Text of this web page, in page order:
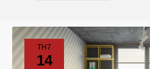
TH7
14